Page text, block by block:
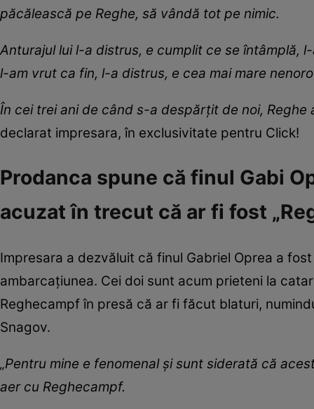
păcălească pe Reghe, să vândă tot pe nimic.
Anturajul lui l-a distrus, e cumplit ce se întâmplă,
l-am vrut ca fin, l-a distrus, e cea mai mare
În cei trei ani de când s-a despărțit de noi,
declarat impresara, în exclusivitate pentru Click!
Prodanca spune că finul Gabi
acuzat în trecut că ar fi fost
Impresara a dezvăluit că finul Gabriel Oprea a
ambarcațiunea. Cei doi sunt acum prieteni la
Reghecampf în presă că ar fi făcut blaturi,
Snagov.
„Pentru mine e fenomenal și sunt siderată că
aer cu Reghecampf.